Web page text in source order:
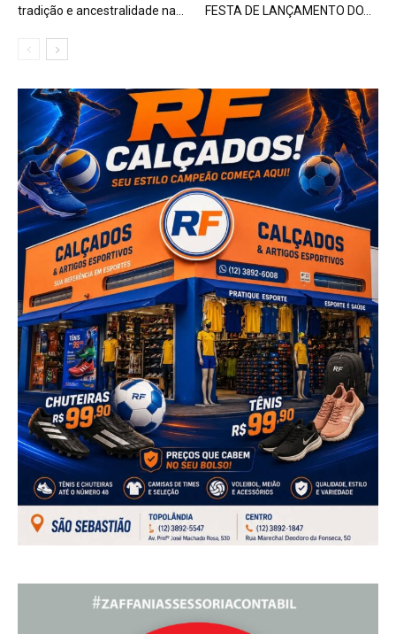
tradição e ancestralidade na...
FESTA DE LANÇAMENTO DO...